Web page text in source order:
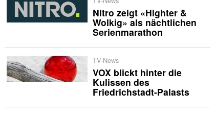
Nitro zeigt «Highter &
Wolkig» als nächtlichen
Serienmarathon
TV-News
VOX blickt hinter die
Kulissen des
Friedrichstadt-Palasts